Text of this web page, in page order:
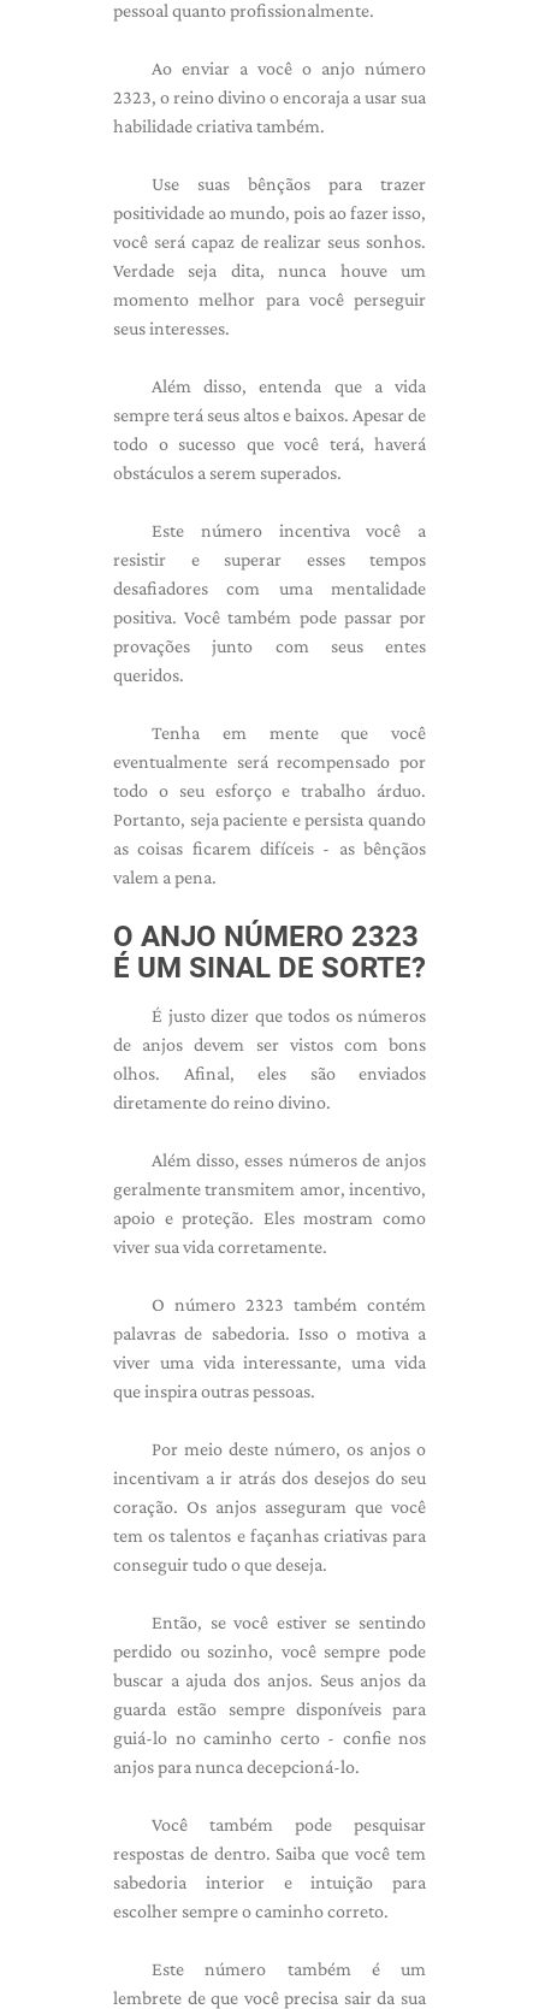
pessoal quanto profissionalmente.
Ao enviar a você o anjo número
2323, o reino divino o encoraja a usar sua
habilidade criativa também.
Use suas bênçãos para trazer
positividade ao mundo, pois ao fazer isso,
você será capaz de realizar seus sonhos.
Verdade seja dita, nunca houve um
momento melhor para você perseguir
seus interesses.
Além disso, entenda que a vida
sempre terá seus altos e baixos. Apesar de
todo o sucesso que você terá, haverá
obstáculos a serem superados.
Este número incentiva você a
resistir e superar esses tempos
desafiadores com uma mentalidade
positiva. Você também pode passar por
provações junto com seus entes
queridos.
Tenha em mente que você
eventualmente será recompensado por
todo o seu esforço e trabalho árduo.
Portanto, seja paciente e persista quando
as coisas ficarem difíceis - as bênçãos
valem a pena.
O ANJO NÚMERO 2323
É UM SINAL DE SORTE?
É justo dizer que todos os números
de anjos devem ser vistos com bons
olhos. Afinal, eles são enviados
diretamente do reino divino.
Além disso, esses números de anjos
geralmente transmitem amor, incentivo,
apoio e proteção. Eles mostram como
viver sua vida corretamente.
O número 2323 também contém
palavras de sabedoria. Isso o motiva a
viver uma vida interessante, uma vida
que inspira outras pessoas.
Por meio deste número, os anjos o
incentivam a ir atrás dos desejos do seu
coração. Os anjos asseguram que você
tem os talentos e façanhas criativas para
conseguir tudo o que deseja.
Então, se você estiver se sentindo
perdido ou sozinho, você sempre pode
buscar a ajuda dos anjos. Seus anjos da
guarda estão sempre disponíveis para
guiá-lo no caminho certo - confie nos
anjos para nunca decepcioná-lo.
Você também pode pesquisar
respostas de dentro. Saiba que você tem
sabedoria interior e intuição para
escolher sempre o caminho correto.
Este número também é um
lembrete de que você precisa sair da sua